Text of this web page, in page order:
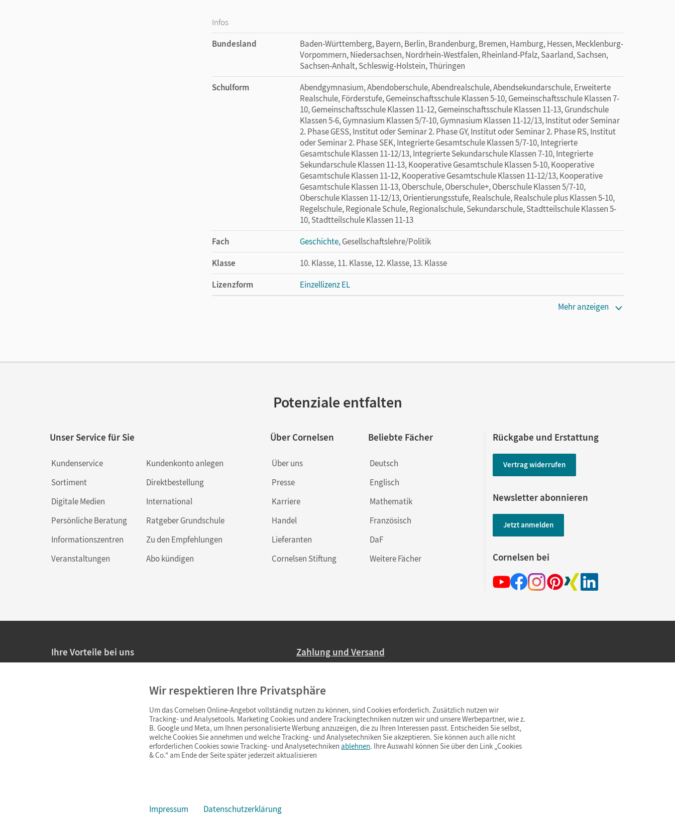
Infos
Bundesland
Baden-Württemberg, Bayern, Berlin, Brandenburg, Bremen, Hamburg, Hessen, Mecklenburg-
Vorpommern, Niedersachsen, Nordrhein-Westfalen, Rheinland-Pfalz, Saarland, Sachsen,
Sachsen-Anhalt, Schleswig-Holstein, Thüringen
Schulform
Abendgymnasium, Abendoberschule, Abendrealschule, Abendsekundarschule, Erweiterte
Realschule, Förderstufe, Gemeinschaftsschule Klassen 5-10, Gemeinschaftsschule Klassen 7-
10, Gemeinschaftsschule Klassen 11-12, Gemeinschaftsschule Klassen 11-13, Grundschule
Klassen 5-6, Gymnasium Klassen 5/7-10, Gymnasium Klassen 11-12/13, Institut oder Seminar
2. Phase GESS, Institut oder Seminar 2. Phase GY, Institut oder Seminar 2. Phase RS, Institut
oder Seminar 2. Phase SEK, Integrierte Gesamtschule Klassen 5/7-10, Integrierte
Gesamtschule Klassen 11-12/13, Integrierte Sekundarschule Klassen 7-10, Integrierte
Sekundarschule Klassen 11-13, Kooperative Gesamtschule Klassen 5-10, Kooperative
Gesamtschule Klassen 11-12, Kooperative Gesamtschule Klassen 11-12/13, Kooperative
Gesamtschule Klassen 11-13, Oberschule, Oberschule+, Oberschule Klassen 5/7-10,
Oberschule Klassen 11-12/13, Orientierungsstufe, Realschule, Realschule plus Klassen 5-10,
Regelschule, Regionale Schule, Regionalschule, Sekundarschule, Stadtteilschule Klassen 5-
10, Stadtteilschule Klassen 11-13
Fach
Geschichte, Gesellschaftslehre/Politik
Klasse
10. Klasse, 11. Klasse, 12. Klasse, 13. Klasse
Lizenzform
Einzellizenz EL
Mehr anzeigen
Potenziale entfalten
Unser Service für Sie
Kundenservice
Sortiment
Digitale Medien
Persönliche Beratung
Informationszentren
Veranstaltungen
Kundenkonto anlegen
Direktbestellung
International
Ratgeber Grundschule
Zu den Empfehlungen
Abo kündigen
Über Cornelsen
Über uns
Presse
Karriere
Handel
Lieferanten
Cornelsen Stiftung
Beliebte Fächer
Deutsch
Englisch
Mathematik
Französisch
DaF
Weitere Fächer
Rückgabe und Erstattung
Vertrag widerrufen
Newsletter abonnieren
Jetzt anmelden
Cornelsen bei
Ihre Vorteile bei uns
Persönliche Angebote für Lehrkräfte
Sicheres Einkaufen mit SSL-Verschlüsselung
Widerrufsfristvon 4 Wochen
Schnelle und einfache Retourenabwicklung
Zahlung und Versand
Ab 59,– EUR Bestellwert liefern wir versandkostenfrei innerhalb Deutschlands
(Lieferung in 3–6 Tagen).
Barrierefreiheit Cookies & Co.
Wir respektieren Ihre Privatsphäre
Um das Cornelsen Online-Angebot vollständig nutzen zu können, sind Cookies erforderlich. Zusätzlich nutzen wir
Tracking- und Analysetools. Marketing Cookies und andere Trackingtechniken nutzen wir und unsere Werbepartner, wie z.
B. Google und Meta, um Ihnen personalisierte Werbung anzuzeigen, die zu Ihren Interessen passt. Entscheiden Sie selbst,
welche Cookies Sie annehmen und welche Tracking- und Analysetechniken Sie akzeptieren. Sie können auch alle nicht
erforderlichen Cookies sowie Tracking- und Analysetechniken ablehnen. Ihre Auswahl können Sie über den Link „Cookies
& Co.“ am Ende der Seite später jederzeit aktualisieren
Impressum Datenschutzerklärung